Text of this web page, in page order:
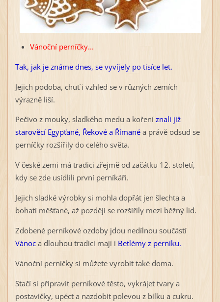
Vánoční perníčky...
Tak, jak je známe dnes, se vyvíjely po tisíce let.
Jejich podoba, chuť i vzhled se v různých zemích
výrazně liší.
Pečivo z mouky, sladkého medu a koření znali již
starověcí Egypťané, Řekové a Římané a právě odsud se
perníčky rozšířily do celého světa.
V české zemi má tradici zřejmě od začátku 12. století,
kdy se zde usídlili první perníkáři.
Jejich sladké výrobky si mohla dopřát jen šlechta a
bohatí měšťané, až později se rozšířily mezi běžný lid.
Zdobené perníkové ozdoby jdou nedílnou součástí
Vánoc a dlouhou tradici mají i Betlémy z perníku.
Vánoční perníčky si můžete vyrobit také doma.
Stačí si připravit perníkové těsto, vykrájet tvary a
postavičky, upéct a nazdobit polevou z bílku a cukru.